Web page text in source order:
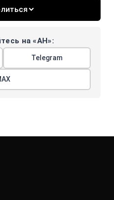
на «АН»:
Telegram